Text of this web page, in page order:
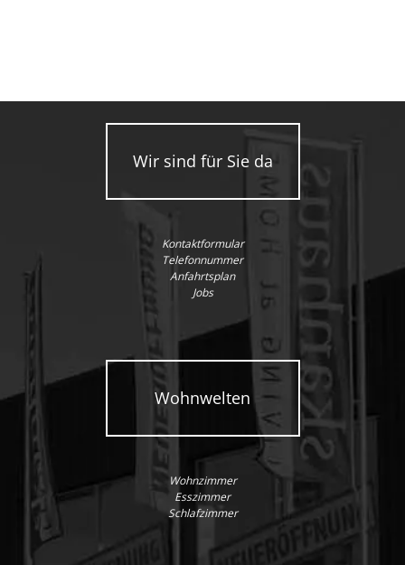
Wir sind für Sie da
Kontaktformular
Telefonnummer
Anfahrtsplan
Jobs
Wohnwelten
Wohnzimmer
Esszimmer
Schlafzimmer